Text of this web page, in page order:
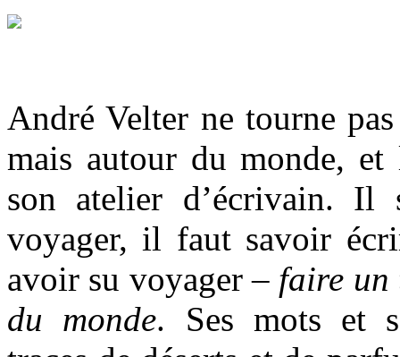
André Velter ne tourne
mais autour du monde, et
son atelier d’écrivain. Il
voyager, il faut savoir
avoir su voyager – faire un
du monde. Ses mots et